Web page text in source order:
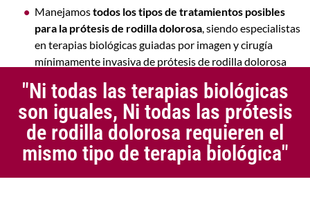
Manejamostodos los tipos de tratamientos posibles
para la prótesis de rodilla dolorosa, siendo especialistas
en terapias biológicas guiadas por imagen y cirugía
mínimamente invasiva de prótesis de rodilla dolorosa
Empleamos lasterapias biológicas
, también
denominadasOrtobiologíapara regenerar, restaurar el
cartílago dañado por la protesis de rodilla dolorosa
"Ni todas las terapias biológicas
son iguales, Ni todas las prótesis
de rodilla dolorosa requieren el
mismo tipo de terapia biológica"